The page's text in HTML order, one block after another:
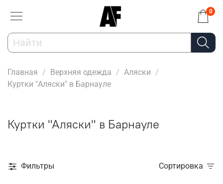
0
Главная Верхняя одежда
Аляски
Куртки "Аляски" в Барнауле
Куртки "Аляски" в Барнауле
Фильтры Сортировка